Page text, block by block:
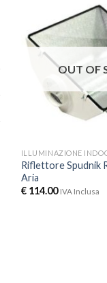
OUT OF
ILLUMINAZIONE
Riflettore Spudnik
Aria
€114.00 IVA Inclusa